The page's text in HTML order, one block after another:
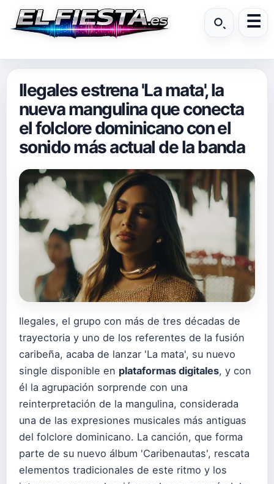
Ilegales estrena 'La mata', la
nueva mangulina que conecta
el folclore dominicano con el
sonido más actual de la banda
Ilegales, el grupo con más de tres décadas de
trayectoria y uno de los referentes de la fusión
caribeña, acaba de lanzar 'La mata', su nuevo
single disponible en plataformas digitales, y con
él la agrupación sorprende con una
reinterpretación de la mangulina, considerada
una de las expresiones musicales más antiguas
del folclore dominicano. La canción, que forma
parte de su nuevo álbum 'Caribenautas', rescata
elementos tradicionales de este ritmo y los